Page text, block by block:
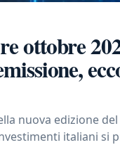
ottobre
nuova edizione del
italiani si